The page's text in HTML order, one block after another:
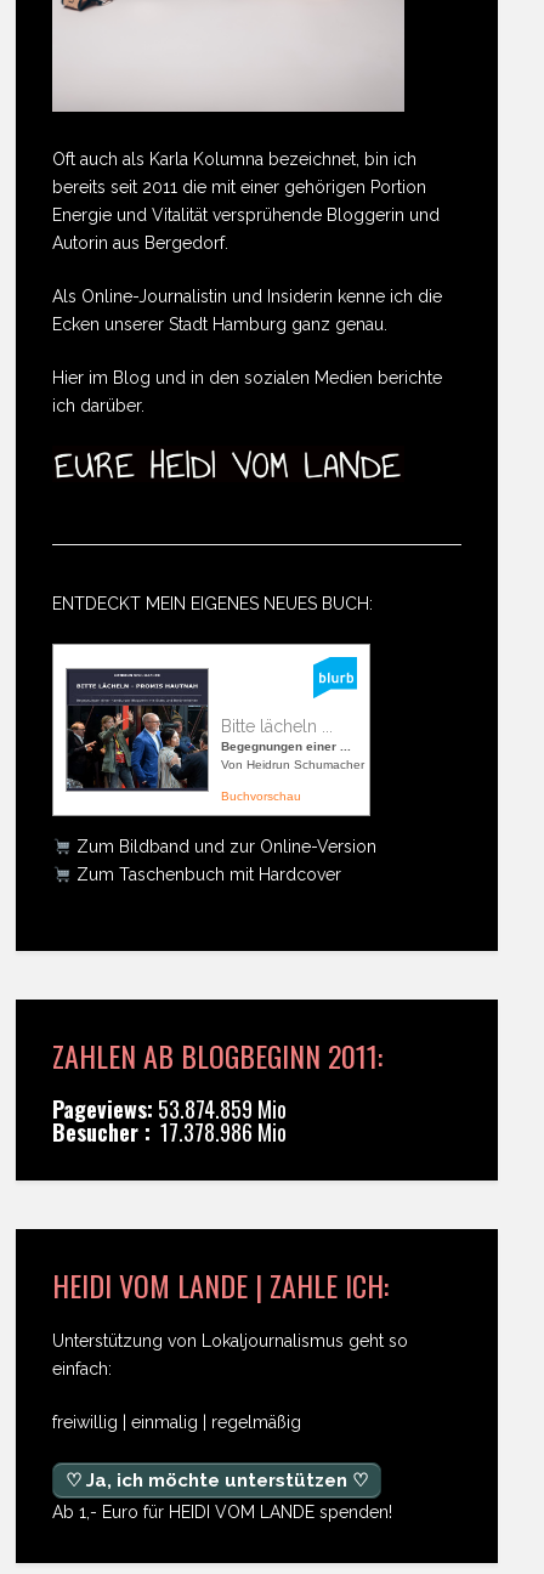
Oft auch als Karla Kolumna bezeichnet, bin ich
bereits seit 2011 die mit einer gehörigen Portion
Energie und Vitalität versprühende Bloggerin und
Autorin aus Bergedorf.
Als Online-Journalistin und Insiderin kenne ich die
Ecken unserer Stadt Hamburg ganz genau.
Hier im Blog und in den sozialen Medien berichte
ich darüber.
ENTDECKT MEIN EIGENES NEUES BUCH:
Bitte lächeln ...
Begegnungen einer ...
Von Heidrun Schumacher
Buchvorschau
Zum Bildband und zur Online-Version
Zum Taschenbuch mit Hardcover
ZAHLEN AB BLOGBEGINN 2011:
Pageviews: 53.874.859 Mio
Besucher : 17.378.986 Mio
HEIDI VOM LANDE | ZAHLE ICH:
Unterstützung von Lokaljournalismus geht so
einfach:
freiwillig | einmalig | regelmäßig
♡ Ja, ich möchte unterstützen ♡
Ab 1,- Euro für HEIDI VOM LANDE spenden!